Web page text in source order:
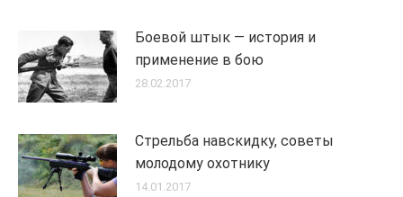
Боевой штык — история и
применение в бою
28.02.2017
Стрельба навскидку, советы
молодому охотнику
14.01.2017